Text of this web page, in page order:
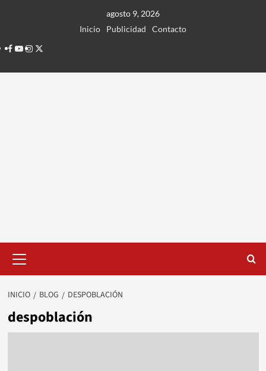
agosto 9, 2026
Inicio
Publicidad
Contacto
Facebook
Youtube
Instagram
Twitter
principal
INICIO BLOG DESPOBLACIÓN
despoblación